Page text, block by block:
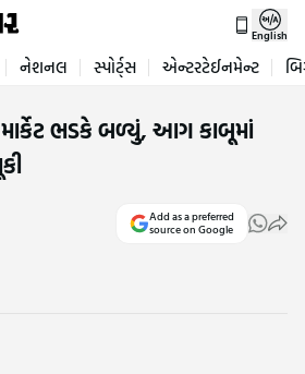
English
નેશનલ સ્પોર્ટ્સ એન્ટરટેઈનમેન્ટ
ભડકે બળ્યું, આગ કાબૂમાં
Add as a preferred
source on Google